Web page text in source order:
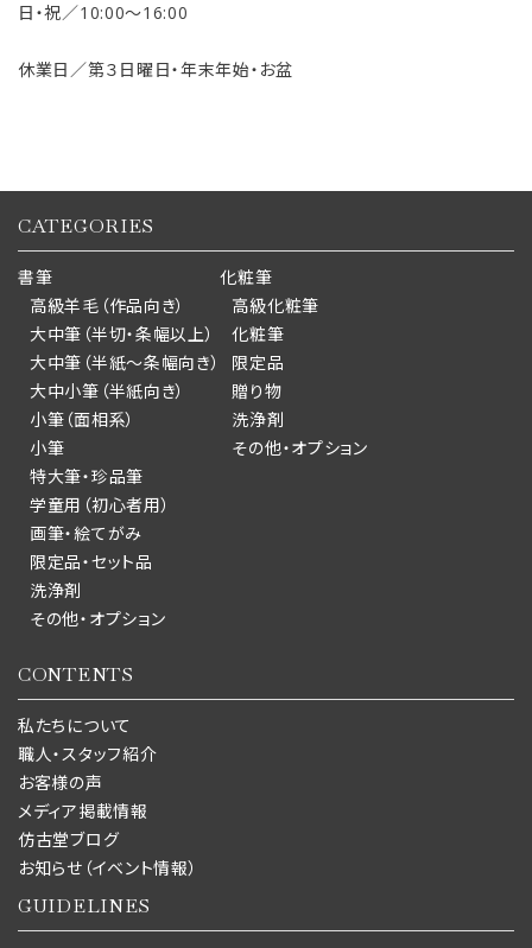
日・祝／10:00〜16:00
休業日／第３日曜日・年末年始・お盆
CATEGORIES
書筆
高級羊毛（作品向き）
大中筆（半切・条幅以上）
大中筆（半紙～条幅向き）
大中小筆（半紙向き）
小筆（面相系）
小筆
特大筆・珍品筆
学童用（初心者用）
画筆・絵てがみ
限定品・セット品
洗浄剤
その他・オプション
化粧筆
高級化粧筆
化粧筆
限定品
贈り物
洗浄剤
その他・オプション
CONTENTS
私たちについて
職人・スタッフ紹介
お客様の声
メディア掲載情報
仿古堂ブログ
お知らせ（イベント情報）
GUIDELINES